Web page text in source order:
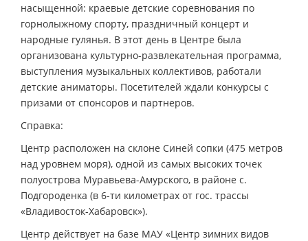
насыщенной: краевые детские соревнования по
горнолыжному спорту, праздничный концерт и
народные гулянья. В этот день в Центре была
организована культурно-развлекательная программа,
выступления музыкальных коллективов, работали
детские аниматоры. Посетителей ждали конкурсы с
призами от спонсоров и партнеров.
Справка:
Центр расположен на склоне Синей сопки (475 метров
над уровнем моря), одной из самых высоких точек
полуострова Муравьева-Амурского, в районе с.
Подгороденка (в 6-ти километрах от гос. трассы
«Владивосток-Хабаровск»).
Центр действует на базе МАУ «Центр зимних видов